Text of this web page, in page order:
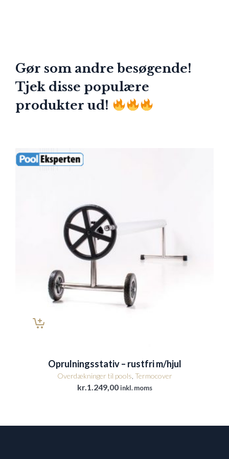
Gør som andre besøgende!
Tjek disse populære
produkter ud!
Oprulningsstativ – rustfri m/hjul
Overdækninger til pools Termocover
kr. 1.249,00 inkl. moms